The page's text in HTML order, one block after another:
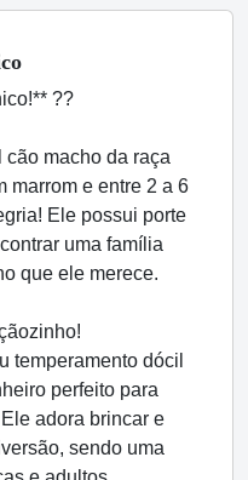
??
cão macho da raça
marrom e entre 2 a 6
Ele possui porte
uma família
que ele merece.
temperamento dócil
perfeito para
adora brincar e
sendo uma